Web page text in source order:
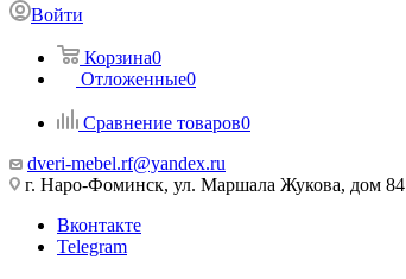
Войти
Корзина0
Отложенные0
Сравнение товаров0
dveri-mebel.rf@yandex.ru
г. Наро-Фоминск, ул. Маршала Жукова, дом 84
Вконтакте
Telegram